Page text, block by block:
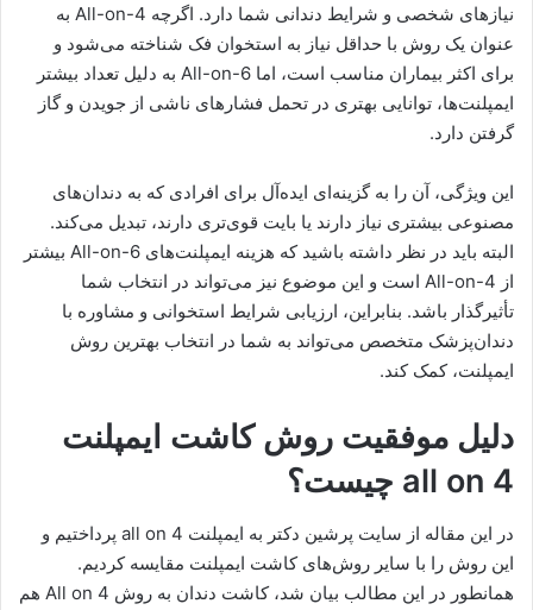
نیازهای شخصی و شرایط دندانی شما دارد. اگرچه All-on-4 به
عنوان یک روش با حداقل نیاز به استخوان فک شناخته می‌شود و
برای اکثر بیماران مناسب است، اما All-on-6 به دلیل تعداد بیشتر
ایمپلنت‌ها، توانایی بهتری در تحمل فشارهای ناشی از جویدن و گاز
گرفتن دارد.
این ویژگی، آن را به گزینه‌ای ایده‌آل برای افرادی که به دندان‌های
مصنوعی بیشتری نیاز دارند یا بایت قوی‌تری دارند، تبدیل می‌کند.
البته باید در نظر داشته باشید که هزینه ایمپلنت‌های All-on-6 بیشتر
از All-on-4 است و این موضوع نیز می‌تواند در انتخاب شما
تأثیرگذار باشد. بنابراین، ارزیابی شرایط استخوانی و مشاوره با
دندان‌پزشک متخصص می‌تواند به شما در انتخاب بهترین روش
ایمپلنت، کمک کند.
دلیل موفقیت روش کاشت ایمپلنت
all on 4 چیست؟
در این مقاله از سایت پرشین دکتر به ایمپلنت all on 4 پرداختیم و
این روش را با سایر روش‌های کاشت ایمپلنت مقایسه کردیم.
همانطور در این مطالب بیان شد، کاشت دندان به روش All on 4 هم